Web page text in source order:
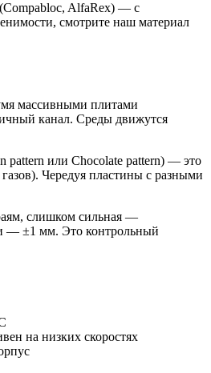
AlfaRex) — с
смотрите наш материал
массивными плитами
канал. Среды движутся
pattern или Chocolate pattern) — это
Чередуя пластины с разными
слишком сильная —
— ±1 мм. Это контрольный
на низких скоростях